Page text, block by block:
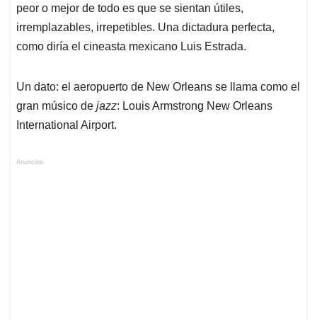
peor o mejor de todo es que se sientan útiles,
irremplazables, irrepetibles. Una dictadura perfecta,
como diría el cineasta mexicano Luis Estrada.
Un dato: el aeropuerto de New Orleans se llama como el
gran músico de jazz: Louis Armstrong New Orleans
International Airport.
Anuncios.